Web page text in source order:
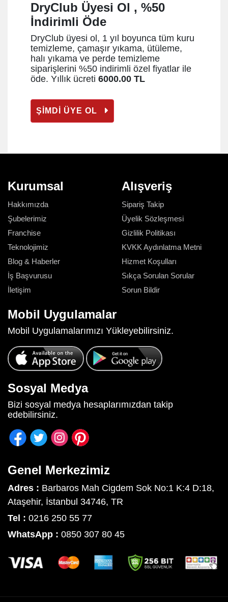
DryClub Üyesi Ol , %50
İndirimli Öde
DryClub üyesi ol, 1 yıl boyunca tüm kuru
temizleme, çamaşır yıkama, ütüleme,
halı yıkama ve perde temizleme
siparişlerini %50 indirimli özel fiyatlar ile
öde. Yıllık ücreti 6000.00 TL
ŞİMDİ ÜYE OL
Kurumsal
Hakkımızda
Şubelerimiz
Franchise
Teknolojimiz
Blog & Haberler
İş Başvurusu
İletişim
Alışveriş
Sipariş Takip
Üyelik Sözleşmesi
Gizlilik Politikası
KVKK Aydınlatma Metni
Hizmet Koşulları
Sıkça Sorulan Sorular
Sorun Bildir
Mobil Uygulamalar
Mobil Uygulamalarımızı Yükleyebilirsiniz.
Sosyal Medya
Bizi sosyal medya hesaplarımızdan takip
edebilirsiniz.
Genel Merkezimiz
Adres : Barbaros Mah Cigdem Sok No:1 K:4 D:18,
Ataşehir, İstanbul 34746, TR
Tel : 0216 250 55 77
WhatsApp : 0850 307 80 45